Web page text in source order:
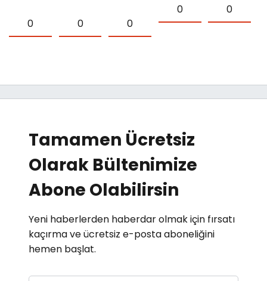
0 0 0
0 0
Tamamen Ücretsiz
Olarak Bültenimize
Abone Olabilirsin
Yeni haberlerden haberdar olmak için fırsatı
kaçırma ve ücretsiz e-posta aboneliğini
hemen başlat.